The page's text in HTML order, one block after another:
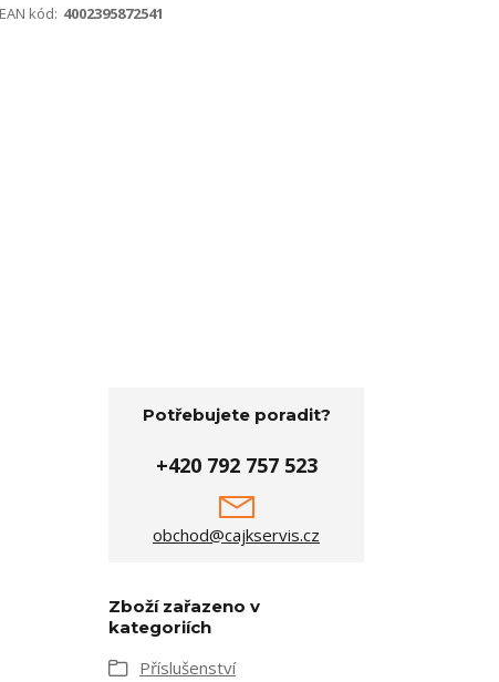
EAN kód: 4002395872541
Potřebujete poradit?
+420 792 757 523
obchod@cajkservis.cz
Zboží zařazeno v
kategoriích
Příslušenství